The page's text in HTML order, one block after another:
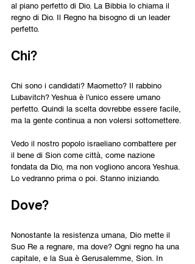
al piano perfetto di Dio. La Bibbia lo chiama il
regno di Dio. Il Regno ha bisogno di un leader
perfetto.
Chi?
Chi sono i candidati? Maometto? Il rabbino
Lubavitch? Yeshua è l'unico essere umano
perfetto. Quindi la scelta dovrebbe essere facile,
ma la gente continua a non volersi sottomettere.
Vedo il nostro popolo israeliano combattere per
il bene di Sion come città, come nazione
fondata da Dio, ma non vogliono ancora Yeshua.
Lo vedranno prima o poi. Stanno iniziando.
Dove?
Nonostante la resistenza umana, Dio mette il
Suo Re a regnare, ma dove? Ogni regno ha una
capitale, e la Sua è Gerusalemme, Sion. In